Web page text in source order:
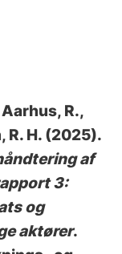
Aarhus, R.,
R. H. (2025).
af
3:
og
aktører.